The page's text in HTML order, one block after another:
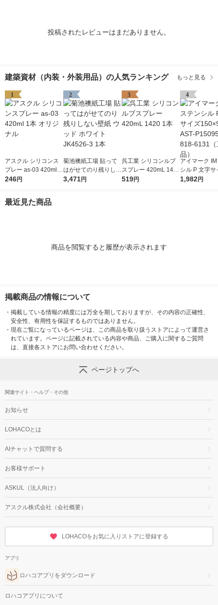
投稿されたレビューはまだありません。
建築資材（内装・外装用品）の人気ランキング もっと見る
1
アスクル シリコンス
プレー as-03 420ml 1
本 オリジナル
246円
2
菊池襖紙工場 貼って
はがせてのり残りしな
い壁紙 ウッド ホワイ
3,471円
3
呉工業 シリコンルブ
スプレー 420mL 1420
1本
519円
4
アイマーク
シル P 文字
×95mm AST-
1,982円
最近見た商品
商品を閲覧すると履歴が表示されます
掲載商品の情報について
・ 掲載している情報の精度には万全を期しておりますが、その内容の正確性、
安全性、有用性を保証するものではありません。
・ 現在ご覧になっているページは、この商品を取り扱うストアによって運営さ
れています。ページに記載されている内容や商品、ご購入に関するご質問
は、直接各ストアにお問い合わせください。
ページトップへ
関連サイト・ヘルプ・その他
お知らせ
LOHACOとは
AIチャットで質問する
お客様サポート
ASKUL（法人向け）
アスクル株式会社（会社概要）
LOHACOをお気に入りストアに登録する
アプリ
ロハコアプリをダウンロード
ロハコアプリについて